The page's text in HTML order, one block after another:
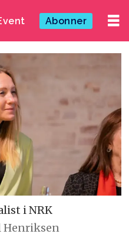
Abonner
i NRK
Henriksen